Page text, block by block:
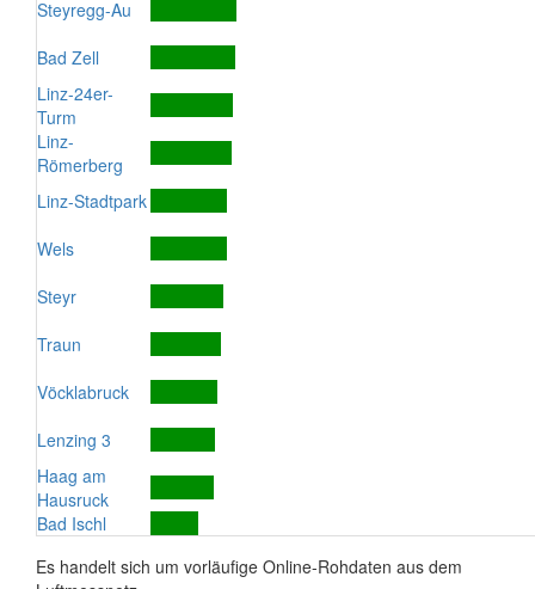
Steyregg-Au
Bad Zell
Linz-24er-
Turm
Linz-
Römerberg
Linz-Stadtpark
Wels
Steyr
Traun
Vöcklabruck
Lenzing 3
Haag am
Hausruck
Bad Ischl
Es handelt sich um vorläufige Online-Rohdaten aus dem